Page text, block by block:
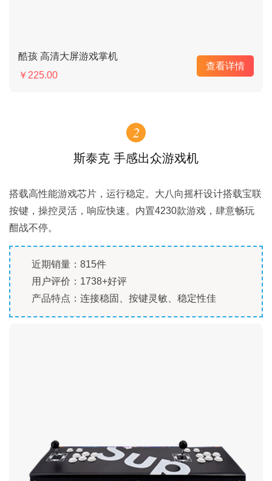
酷孩 高清大屏游戏掌机
￥225.00
查看详情
2
斯泰克 手感出众游戏机
搭载高性能游戏芯片，运行稳定。大八向摇杆设计搭载宝联
按键，操控灵活，响应快速。内置4230款游戏，肆意畅玩
酣战不停。
近期销量：815件
用户评价：1738+好评
产品特点：连接稳固、按键灵敏、稳定性佳